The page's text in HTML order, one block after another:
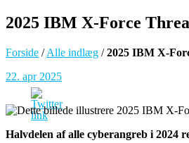
2025 IBM X-Force
Forside /Alle indlæg /2025 IBM X-
22. apr 2025
Halvdelen af ​​alle cyberangreb i 2024